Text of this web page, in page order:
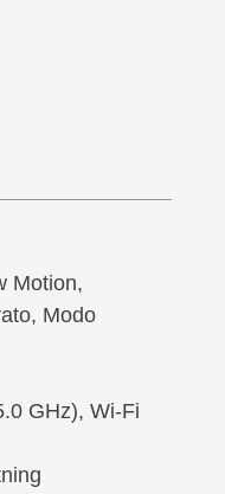
Motion,
Modo
GHz), Wi-Fi